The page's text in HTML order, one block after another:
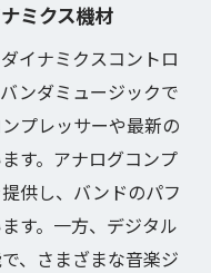
ミクス機材
イナミクスコントロ
ンダミュージックで
プレッサーや最新の
す。アナログコンプ
供し、バンドのパフ
す。一方、デジタル
、さまざまな音楽ジ